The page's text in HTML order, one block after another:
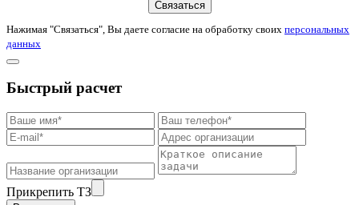
Связаться
Нажимая "Связаться", Вы даете согласие на обработку своих персональных
данных
Быстрый расчет
Прикрепить ТЗ